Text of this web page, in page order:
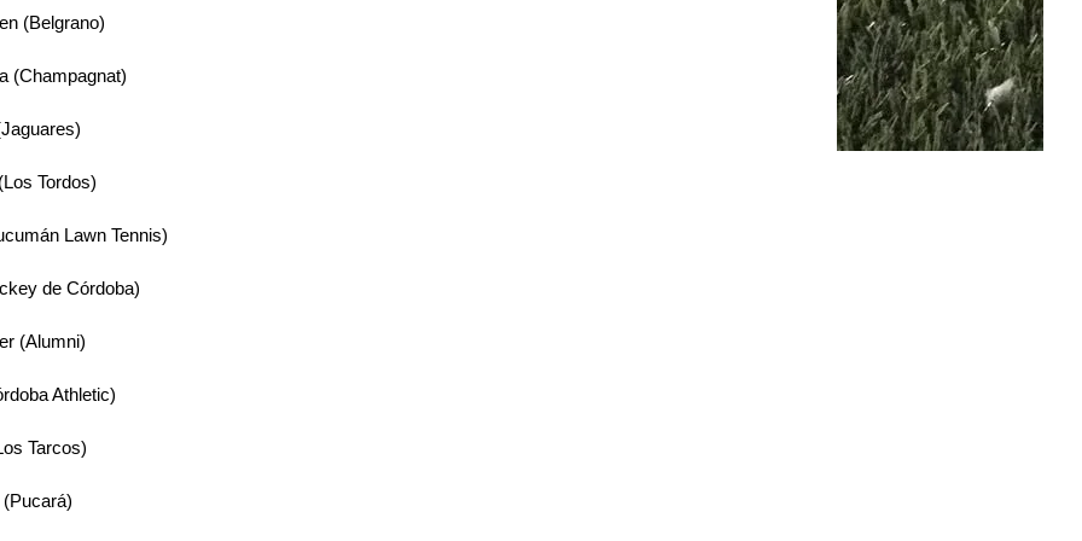
(Belgrano)
(Champagnat)
Tordos)
Lawn Tennis)
de Córdoba)
(Alumni)
Athletic)
Tarcos)